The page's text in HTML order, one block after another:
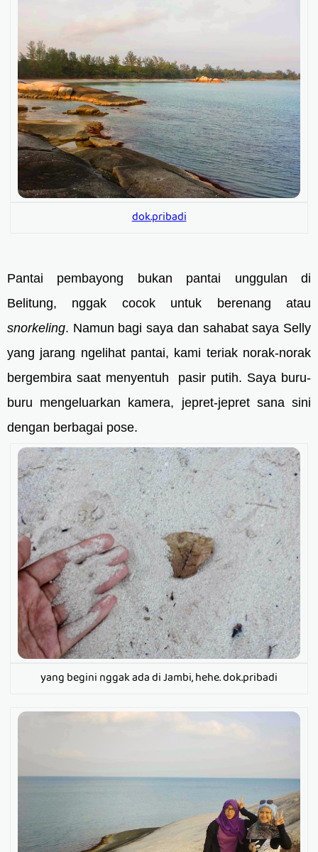
dok.pribadi
Pantai pembayong bukan pantai unggulan di
Belitung, nggak cocok untuk berenang atau
snorkeling. Namun bagi saya dan sahabat saya Selly
yang jarang ngelihat pantai, kami teriak norak-norak
bergembira saat menyentuh pasir putih. Saya buru-
buru mengeluarkan kamera, jepret-jepret sana sini
dengan berbagai pose.
yang begini nggak ada di Jambi, hehe. dok.pribadi